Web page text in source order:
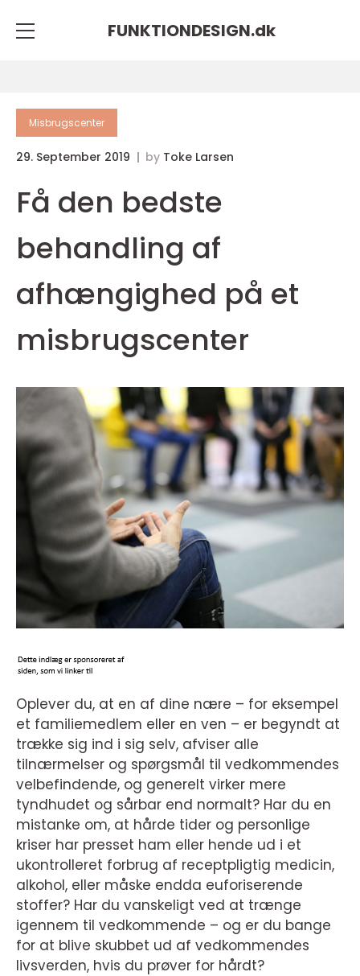
FUNKTIONDESIGN.dk
Misbrugscenter
29. September 2019 by Toke Larsen
Få den bedste
behandling af
afhængighed på et
misbrugscenter
Oplever du, at en af dine nære – for eksempel
et familiemedlem eller en ven – er begyndt at
trække sig ind i sig selv, afviser alle
tilnærmelser og spørgsmål til vedkommendes
velbefindende, og generelt virker mere
tyndhudet og sårbar end normalt? Har du en
mistanke om, at hårde tider og personlige
kriser har presset ham eller hende ud i et
ukontrolleret forbrug af receptpligtig medicin,
alkohol, eller måske endda euforiserende
stoffer? Har du vanskeligt ved at trænge
igennem til vedkommende – og er du bange
for at blive skubbet ud af vedkommendes
livsverden, hvis du prøver for hårdt?